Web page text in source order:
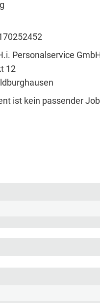
Personalservice
12
ist kein passender